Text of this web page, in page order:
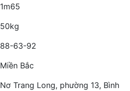
1m65
50kg
88-63-92
Miền Bắc
Nơ Trang Long, phường 13, Bình